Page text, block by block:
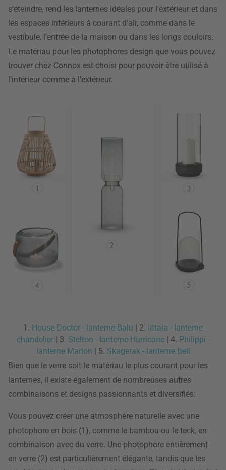
s'éteindre, rend les lanternes idéales pour l'extérieur et dans
les espaces intérieurs à courant d'air, comme dans le
vestibule, l'entrée de la maison ou dans les longs couloirs.
Le matériau pour les photophores design que vous pouvez
trouver chez Connox est choisi pour pouvoir être utilisé à
l'intérieur comme à l'extérieur.
1. House Doctor - lanterne Balu | 2. Iittala - lanterne
chandelier| 3. Stelton - lanterne Hurricane| 4. Philippi -
lanterne Marlon | 5. Skagerak - lanterne Bell
Bien que le verre soit le matériau le plus courant pour les
lanternes, il existe également de nombreuses autres
combinaisons et designs passionnants et diversifiés:
Vous pouvez créer une atmosphère naturelle avec une
photophore en bois (1), comme le bambou ou le teck, en
combinaison avec du verre. Une photophore entièrement
en verre (2) est particulièrement élégante, tandis que les